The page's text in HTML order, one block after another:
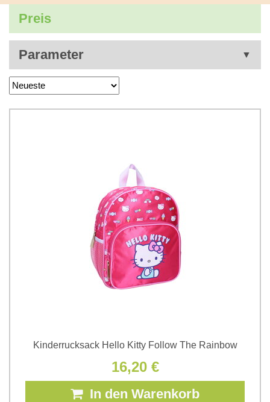
Preis
Parameter
Kinderrucksack Hello Kitty Follow The Rainbow
16,20 €
In den Warenkorb